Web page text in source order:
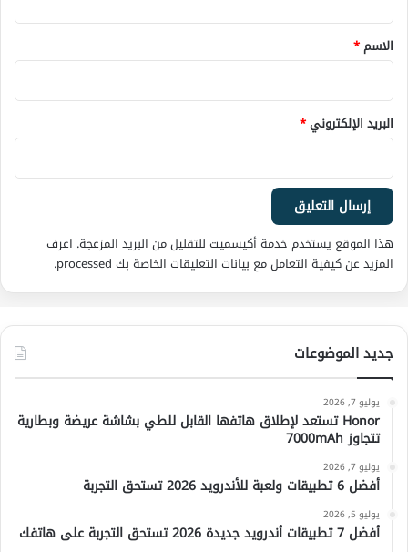
*
الاسم*
البريد الإلكتروني*
هذا الموقع يستخدم خدمة أكيسميت للتقليل من البريد المزعجة. اعرف
المزيد عن كيفية التعامل مع بيانات التعليقات الخاصة بك processed
.
جديد الموضوعات
يوليو 7, 2026
Honor تستعد لإطلاق هاتفها القابل للطي بشاشة عريضة وبطارية
تتجاوز 7000mAh
يوليو 7, 2026
أفضل 6 تطبيقات ولعبة للأندرويد 2026 تستحق التجربة
يوليو 5, 2026
أفضل 7 تطبيقات أندرويد جديدة 2026 تستحق التجربة على هاتفك